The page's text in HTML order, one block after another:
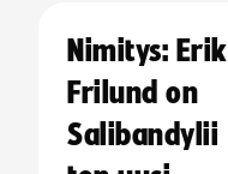
Nimitys: Erik
Frilund on
Salibandylii